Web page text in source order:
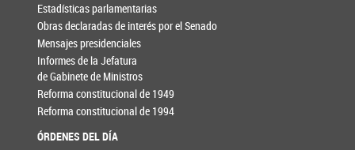
Estadísticas parlamentarias
Obras declaradas de interés por el Senado
Mensajes presidenciales
Informes de la Jefatura
de Gabinete de Ministros
Reforma constitucional de 1949
Reforma constitucional de 1994
ÓRDENES DEL DÍA